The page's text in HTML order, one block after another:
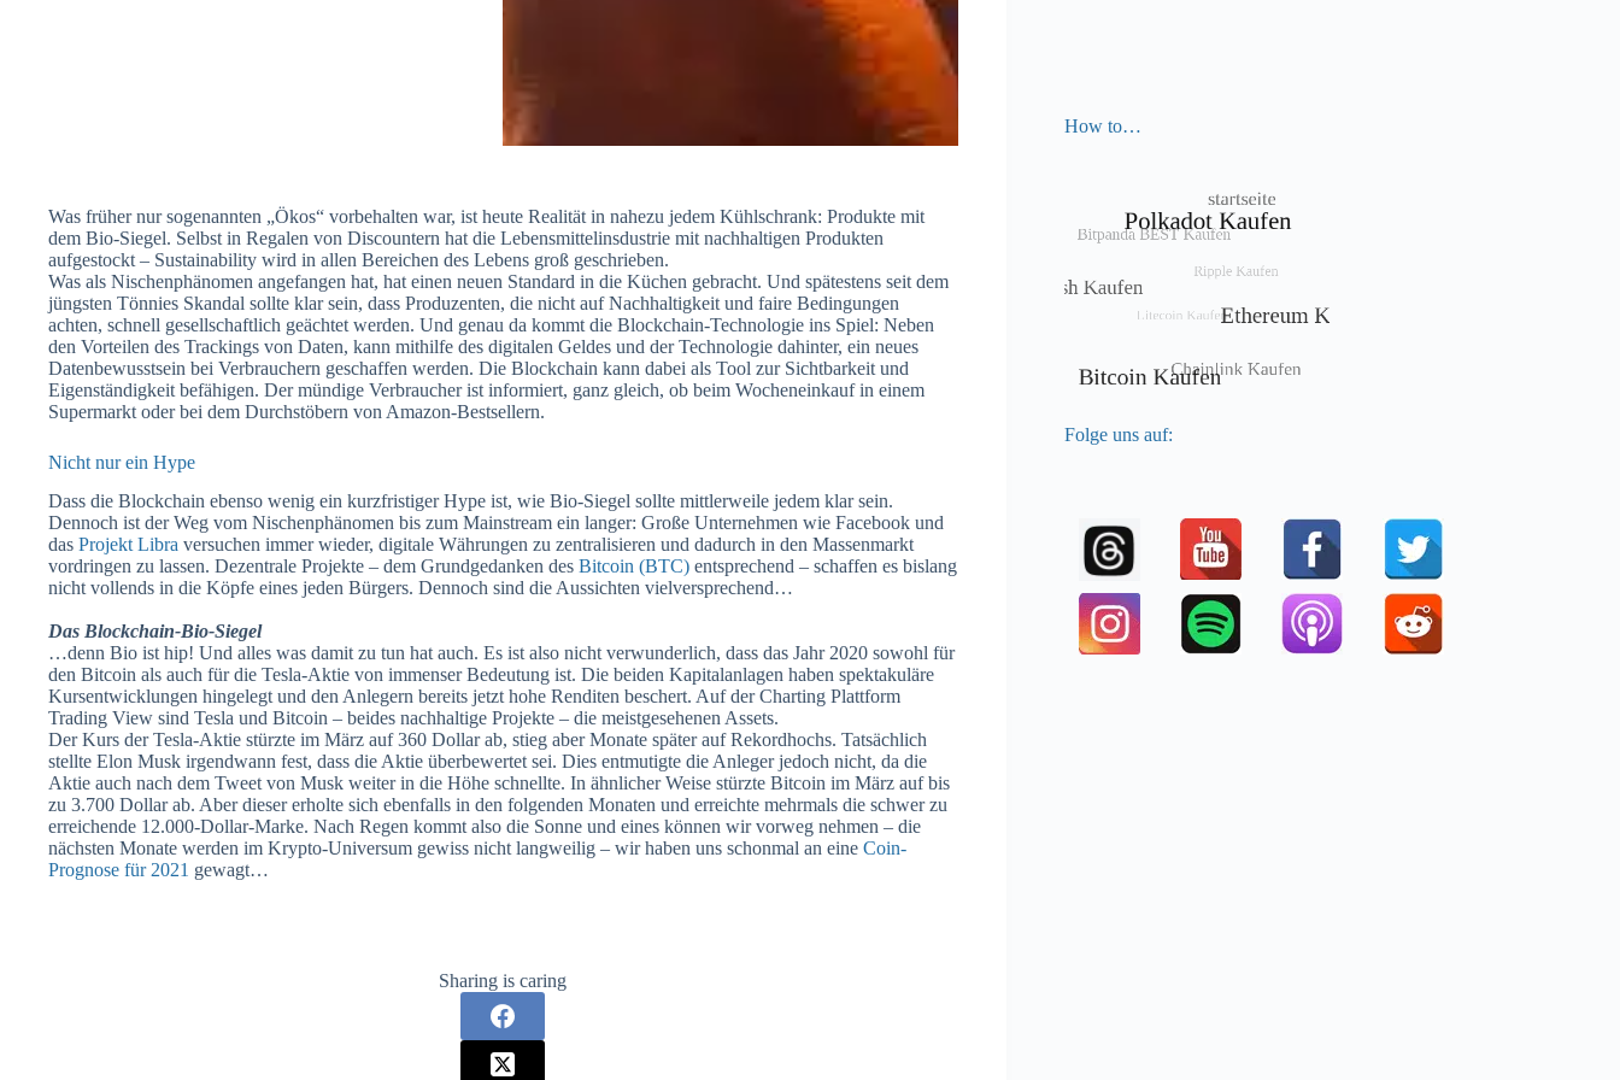
Was früher nur sogenannten „Ökos“ vorbehalten war, ist heute Realität in nahezu jedem Kühlschrank: Produkte mit
dem Bio-Siegel. Selbst in Regalen von Discountern hat die Lebensmittelinsdustrie mit nachhaltigen Produkten
aufgestockt – Sustainability wird in allen Bereichen des Lebens groß geschrieben.
Was als Nischenphänomen angefangen hat, hat einen neuen Standard in die Küchen gebracht. Und spätestens seit dem
jüngsten Tönnies Skandal sollte klar sein, dass Produzenten, die nicht auf Nachhaltigkeit und faire Bedingungen
achten, schnell gesellschaftlich geächtet werden. Und genau da kommt die Blockchain-Technologie ins Spiel: Neben
den Vorteilen des Trackings von Daten, kann mithilfe des digitalen Geldes und der Technologie dahinter, ein neues
Datenbewusstsein bei Verbrauchern geschaffen werden. Die Blockchain kann dabei als Tool zur Sichtbarkeit und
Eigenständigkeit befähigen. Der mündige Verbraucher ist informiert, ganz gleich, ob beim Wocheneinkauf in einem
Supermarkt oder bei dem Durchstöbern von Amazon-Bestsellern.
Nicht nur ein Hype
Dass die Blockchain ebenso wenig ein kurzfristiger Hype ist, wie Bio-Siegel sollte mittlerweile jedem klar sein.
Dennoch ist der Weg vom Nischenphänomen bis zum Mainstream ein langer: Große Unternehmen wie Facebook und
das Projekt Libra versuchen immer wieder, digitale Währungen zu zentralisieren und dadurch in den Massenmarkt
vordringen zu lassen. Dezentrale Projekte – dem Grundgedanken des Bitcoin (BTC) entsprechend – schaffen es bislang
nicht vollends in die Köpfe eines jeden Bürgers. Dennoch sind die Aussichten vielversprechend…
Das Blockchain-Bio-Siegel
…denn Bio ist hip! Und alles was damit zu tun hat auch. Es ist also nicht verwunderlich, dass das Jahr 2020 sowohl für
den Bitcoin als auch für die Tesla-Aktie von immenser Bedeutung ist. Die beiden Kapitalanlagen haben spektakuläre
Kursentwicklungen hingelegt und den Anlegern bereits jetzt hohe Renditen beschert. Auf der Charting Plattform
Trading View sind Tesla und Bitcoin – beides nachhaltige Projekte – die meistgesehenen Assets.
Der Kurs der Tesla-Aktie stürzte im März auf 360 Dollar ab, stieg aber Monate später auf Rekordhochs. Tatsächlich
stellte Elon Musk irgendwann fest, dass die Aktie überbewertet sei. Dies entmutigte die Anleger jedoch nicht, da die
Aktie auch nach dem Tweet von Musk weiter in die Höhe schnellte. In ähnlicher Weise stürzte Bitcoin im März auf bis
zu 3.700 Dollar ab. Aber dieser erholte sich ebenfalls in den folgenden Monaten und erreichte mehrmals die schwer zu
erreichende 12.000-Dollar-Marke. Nach Regen kommt also die Sonne und eines können wir vorweg nehmen – die
nächsten Monate werden im Krypto-Universum gewiss nicht langweilig – wir haben uns schonmal an eine Coin-
Prognose für 2021 gewagt…
Sharing is caring
How to…
Folge uns auf: